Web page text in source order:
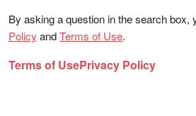
By asking a question in the search box,
Policy andTerms of Use.
Terms of UsePrivacy Policy